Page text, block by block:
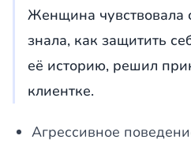
Женщина чувствовала
знала, как защитить
её историю, решил
клиентке.
Агрессивное